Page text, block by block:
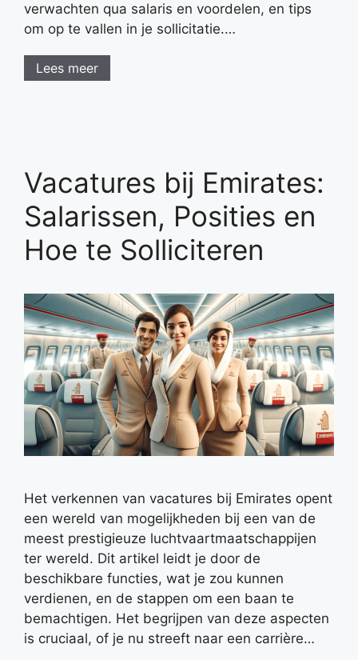
verwachten qua salaris en voordelen, en tips
om op te vallen in je sollicitatie.…
Lees meer
Vacatures bij Emirates:
Salarissen, Posities en
Hoe te Solliciteren
Het verkennen van vacatures bij Emirates opent
een wereld van mogelijkheden bij een van de
meest prestigieuze luchtvaartmaatschappijen
ter wereld. Dit artikel leidt je door de
beschikbare functies, wat je zou kunnen
verdienen, en de stappen om een baan te
bemachtigen. Het begrijpen van deze aspecten
is cruciaal, of je nu streeft naar een carrière…